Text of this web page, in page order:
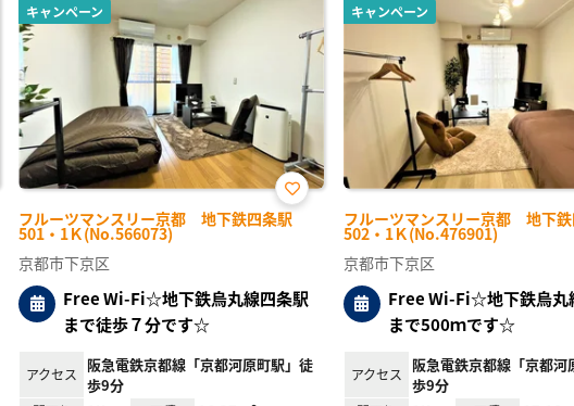
キャンペーン
フルーツマンスリー京都 地下鉄四条駅
501・1Ｋ(No.566073)
お気
に入
京都市下京区
Free Wi-Fi☆地下鉄烏丸線四条駅
まで徒歩７分です☆
アクセス
阪急電鉄京都線「京都河原町駅」徒
歩9分
キャンペーン
フルーツマンスリー京都 地下
502・1Ｋ(No.476901)
京都市下京区
Free Wi-Fi☆地下鉄烏丸
まで500ｍです☆
アクセス
阪急電鉄京都線「京都河
歩9分